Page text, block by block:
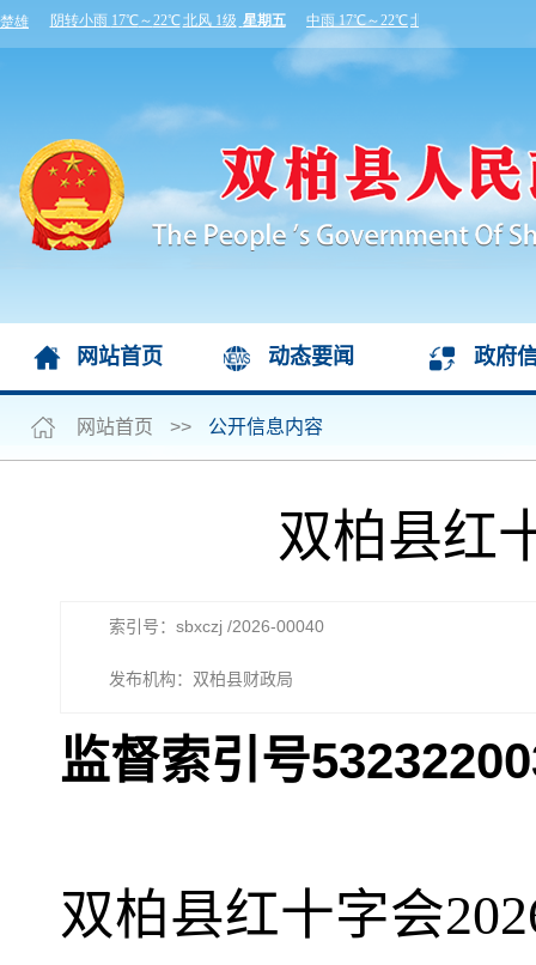
网站首页 动态要闻 政府
网站首页 >> 公开信息内容
双柏县红
索引号：sbxczj /2026-00040
发布机构：双柏县财政局
监督索引号
双柏县红十字会